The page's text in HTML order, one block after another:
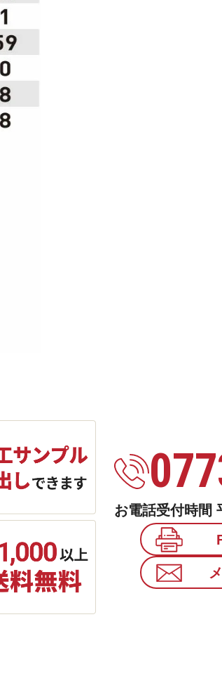
お電話受付時間